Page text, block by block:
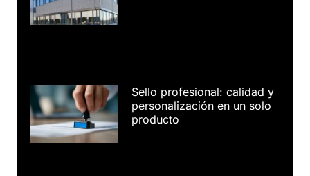
Sello profesional: calidad y
personalización en un solo
producto